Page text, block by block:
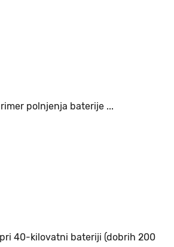
polnjenja baterije ...
40-kilovatni bateriji (dobrih 200